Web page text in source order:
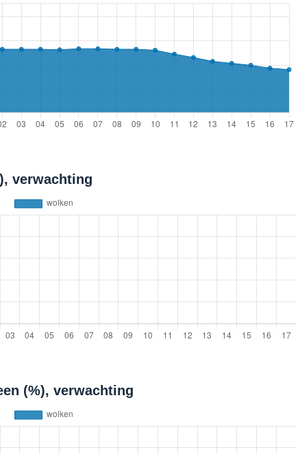
verwachting
(%), verwachting